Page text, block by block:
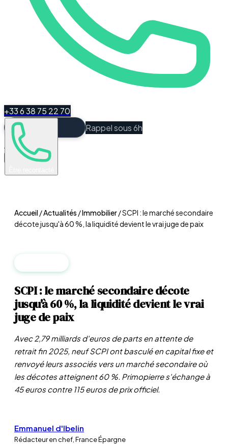
+33 6 38 75 22 70
Rappel sous 6h
Espace Client
Accueil/Actualités /Immobilier/SCPI : le marché secondaire
décote jusqu'à 60 %, la liquidité devient le vrai juge de paix
SCPI : le marché secondaire décote
jusqu'à 60 %, la liquidité devient le vrai
juge de paix
Avec 2,79 milliards d'euros de parts en attente de
retrait fin 2025, neuf SCPI ont basculé en capital fixe et
renvoyé leurs associés vers un marché secondaire où
les décotes atteignent 60 %. Primopierre s'échange à
45 euros contre 115 euros de prix officiel.
Emmanuel d'Ibelin
Rédacteur en chef, France Épargne